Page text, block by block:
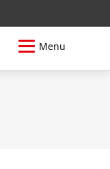
Menu